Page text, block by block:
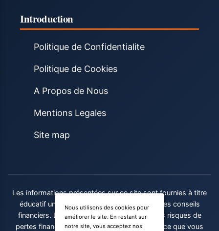
Introduction
Politique de Confidentialite
Politique de Cookies
A Propos de Nous
Mentions Legales
Site map
Les informations présentées sur ce site sont fournies à titre
éducatif uniquement et ne constituent pas des conseils
financiers. Les paris sportifs comportent des risques de
pertes financières. Ne misez jamais plus que ce que vous
Nous utilisons des cookies pour
améliorer le site. En restant sur
notre site, vous acceptez nos